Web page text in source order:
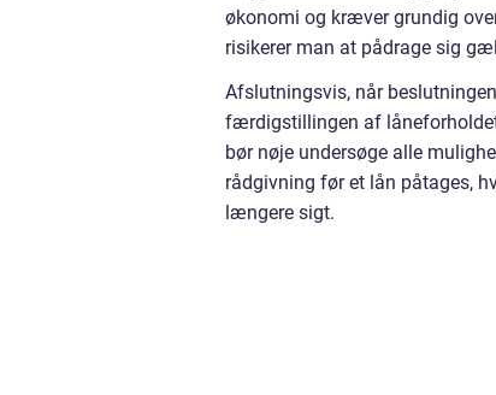
økonomi og kræver grundig
risikerer man at pådrage sig
Afslutningsvis, når
færdigstillingen af
bør nøje undersøge alle
rådgivning før et lån påtages,
længere sigt.